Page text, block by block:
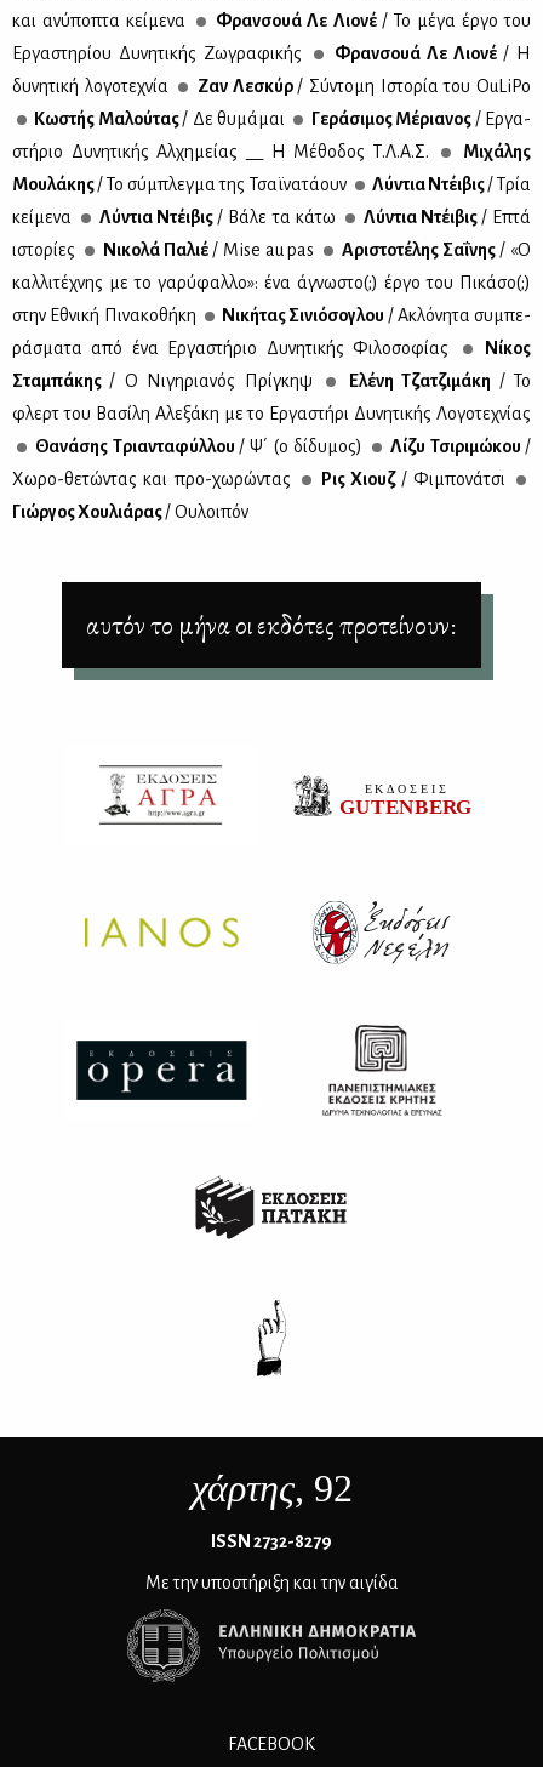
και ανύ­πο­πτα κεί­με­να
Φραν­σουά Λε Λιο­νέ / Το μέ­γα έρ­γο του
Ερ­γα­στη­ρί­ου Δυ­νη­τι­κής Ζω­γρα­φι­κής
Φραν­σουά Λε Λιο­νέ / Η
δυ­νη­τι­κή λο­γο­τε­χνία
Ζαν Λε­σκύρ/ Σύ­ντο­μη Ιστο­ρία του OuLiPo
Κω­στής Μα­λού­τας/ Δε θυ­μά­μαι Γε­ρά­σι­μος Μέ­ρια­νος/ Ερ­γα­
στή­ριο Δυ­νη­τι­κής Αλ­χη­μεί­ας __ Η Μέ­θο­δος Τ.Λ.Α.Σ.
Μι­χά­λης
Μου­λά­κης/ Το σύ­μπλεγ­μα της Τσαϊ­να­τά­ουν Λύ­ντια Ντέι­βις/ Τρία
κεί­με­να
Λύ­ντια Ντέι­βις/ Βά­λε τα κά­τω Λύ­ντια Ντέι­βις/ Επτά
ιστο­ρί­ες
Νι­κο­λά Πα­λιέ/ Mise au pas Αρι­στο­τέ­λης Σα­ΐ­νης/ «Ο
καλ­λι­τέ­χνης με το γα­ρύ­φαλ­λο»: ένα άγνω­στο(;) έρ­γο του Πι­κά­σο(;)
στην Εθνι­κή Πι­να­κο­θή­κη
Νι­κή­τας Σι­νιό­σο­γλου / Ακλό­νη­τα συ­μπε­
ρά­σμα­τα από ένα Ερ­γα­στή­ριο Δυ­νη­τι­κής Φι­λο­σο­φί­ας
Νί­κος
Στα­μπά­κης/ Ο Νι­γη­ρια­νός Πρί­γκηψ Ελέ­νη Τζα­τζι­μά­κη / Το
φλερτ του Βα­σί­λη Αλε­ξά­κη με το Ερ­γα­στή­ρι Δυ­νη­τι­κής Λο­γο­τε­χνί­ας
Θα­νά­σης Τρια­ντα­φύλ­λου / Ψ΄ (ο δί­δυ­μος) Λί­ζυ Τσι­ρι­μώ­κου/
Χω­ρο-θε­τώ­ντας και προ-χω­ρώ­ντας
Ρις Χιουζ / Φι­μπο­νά­τσι
Γιώρ­γος Χου­λιά­ρας/ Ου­λοι­πόν
αυτόν το μήνα οι εκδότες προτείνουν:
χάρτης, 92
ΙSSN 2732-8279
Με την υποστήριξη και την αιγίδα
FACEBOOK